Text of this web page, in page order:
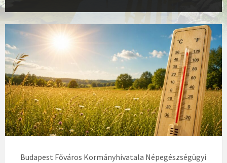
Budapest Főváros Kormányhivatala Népegészségügyi